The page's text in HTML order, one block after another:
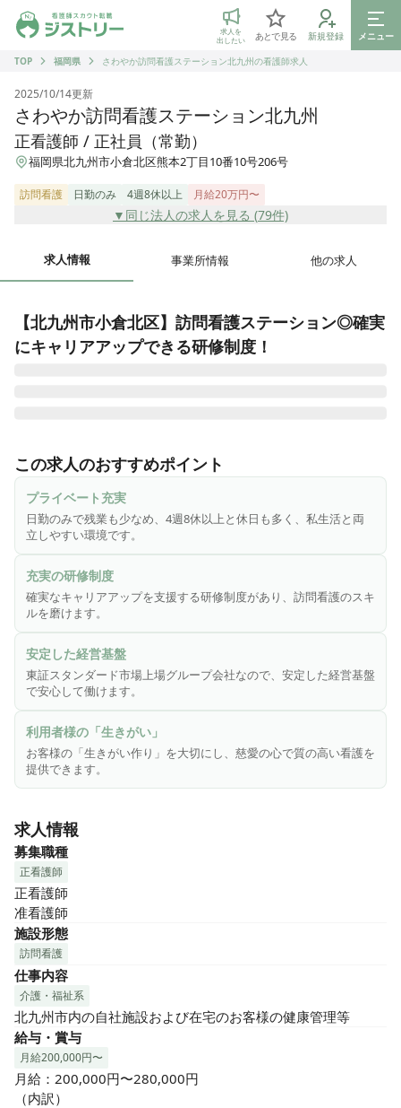
ジストリー 看護師の転職マッチング
求人を
出したい
あとで見る 新規登録
メニュー
TOP
福岡県 さわやか訪問看護ステーション北九州の看護師求人
2025/10/14更新
さわやか訪問看護ステーション北九州
正看護師 / 正社員（常勤）
福岡県北九州市小倉北区熊本2丁目10番10号206号
訪問看護 日勤のみ 4週8休以上 月給20万円〜
▼同じ法人の求人を見る (79件)
求人情報 事業所情報 他の求人
【北九州市小倉北区】訪問看護ステーション◎確実
にキャリアアップできる研修制度！
社ウチヤマホールディングス」のグループ会社であり、安定
した基盤と誠実な運営に力を注いでいる企業で、全国で施設
を展開しています。「慈愛の心・尊厳を守る・お客様第一主
義」という理念を掲げ、お客様に安心で笑顔溢れる生活環境
を提供しています。特に大切にしているのは、お客様の「生
きがい作り」。安心・安全はもちろんのこと、お客様に楽し
く毎日を過ごしていただけるよう、お客様の立場に立ったサ
ービスを心がけています。
この求人のおすすめポイント
プライベート充実
日勤のみで残業も少なめ、4週8休以上と休日も多く、私生活と両
立しやすい環境です。
充実の研修制度
確実なキャリアアップを支援する研修制度があり、訪問看護のスキ
ルを磨けます。
安定した経営基盤
東証スタンダード市場上場グループ会社なので、安定した経営基盤
で安心して働けます。
利用者様の「生きがい」
お客様の「生きがい作り」を大切にし、慈愛の心で質の高い看護を
提供できます。
求人情報
募集職種
正看護師
正看護師
准看護師
施設形態
訪問看護
仕事内容
介護・福祉系
北九州市内の自社施設および在宅のお客様の健康管理等
給与・賞与
月給200,000円〜
月給：200,000円〜280,000円
（内訳）